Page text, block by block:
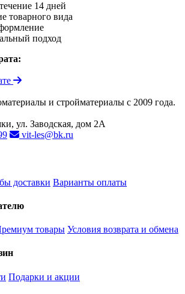
14 дней
товарного вида
подход
и стройматериалы с 2009 года.
ул. Заводская, дом 2А
vit-les@bk.ru
доставки Варианты оплаты
товары Условия возврата и обмена
Подарки и акции